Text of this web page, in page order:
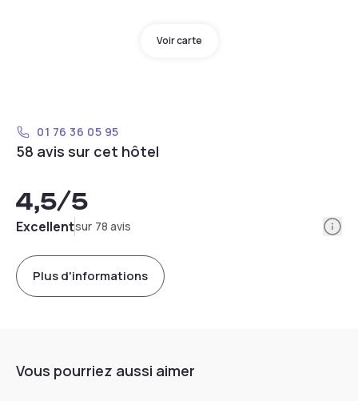
Voir carte
01 76 36 05 95
58 avis sur cet hôtel
4,5/5
Excellentsur 78 avis
Plus d'informations
Vous pourriez aussi aimer